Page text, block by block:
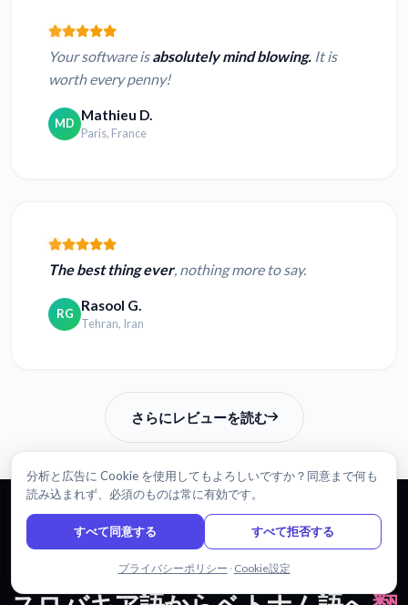
Your software isabsolutely mind blowing. It is
worth every penny!
MD Mathieu D.
Paris, France
The best thing ever, nothing more to say.
RG Rasool G.
Tehran, Iran
さらにレビューを読む
始めましょう
チャットで問い合わせる
分析と広告に Cookie を使用してもよろしいですか？同意まで何も
読み込まれず、必須のものは常に有効です。
すべて同意する すべて拒否する
プライバシーポリシー · Cookie設定